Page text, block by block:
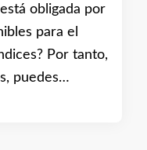
obligada por
para el
Por tanto,
puedes…